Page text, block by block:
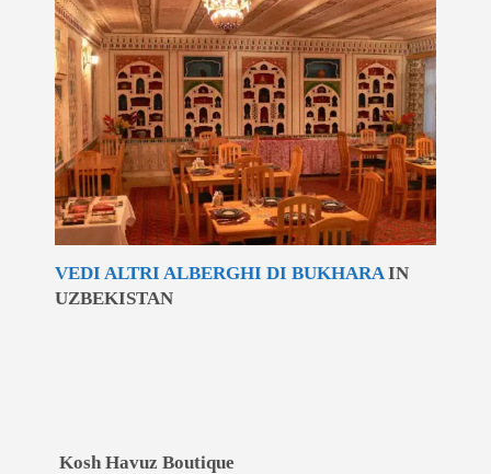
VEDI ALTRI ALBERGHI DI BUKHARAIN
UZBEKISTAN
Kosh Havuz Boutique